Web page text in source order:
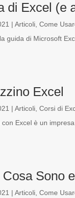
di Excel (e
| Articoli, Come
guida di Microsoft
Excel
| Articoli, Corsi di
Excel è un
Sono
| Articoli, Come